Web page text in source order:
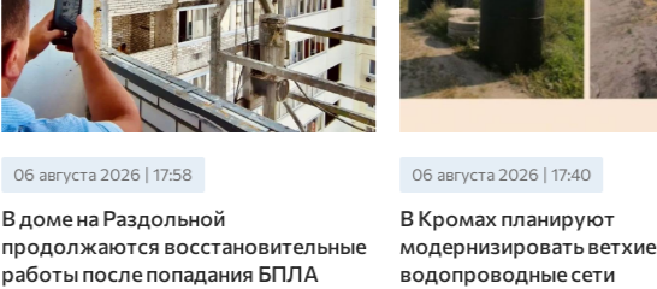
06 августа 2026 | 17:40
В Кромах планируют
модернизировать ветхие
водопроводные сети
06 августа 2026 | 17:00
В Мценском районе
благоустройство двух
захоронений